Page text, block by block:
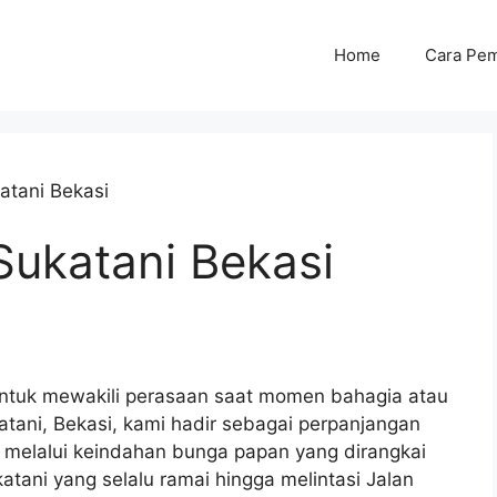
Home Cara
Bekasi
Bekasi
mewakili perasaan saat momen bahagia atau
Bekasi, kami hadir sebagai perpanjangan
keindahan bunga papan yang dirangkai
yang selalu ramai hingga melintasi Jalan